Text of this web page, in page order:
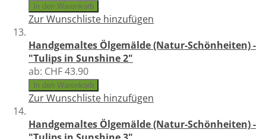
In den Warenkorb
Zur Wunschliste hinzufügen
Handgemaltes Ölgemälde (Natur-Schönheiten) -
"Tulips in Sunshine 2"
ab: CHF 43.90
In den Warenkorb
Zur Wunschliste hinzufügen
Handgemaltes Ölgemälde (Natur-Schönheiten) -